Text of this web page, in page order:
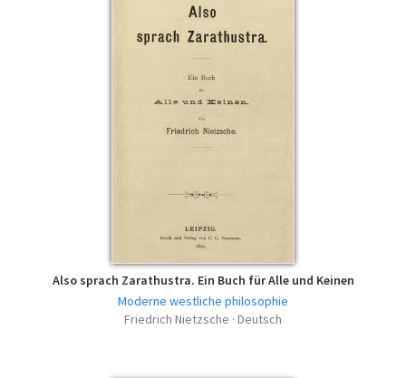
Also sprach Zarathustra. Ein Buch für Alle und Keinen
Moderne westliche philosophie
Friedrich Nietzsche · Deutsch